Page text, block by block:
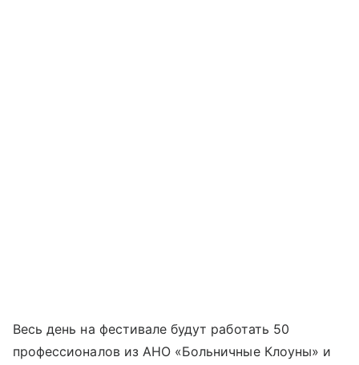
Весь день на фестивале будут работать 50
профессионалов из АНО «Больничные Клоуны» и